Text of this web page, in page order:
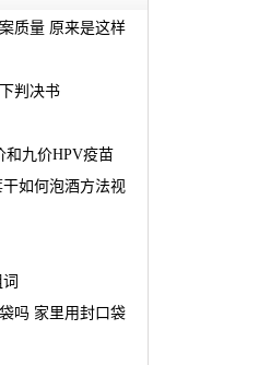
质量 原来是这样
判决书
和九价HPV疫苗
如何泡酒方法视
吗 家里用封口袋